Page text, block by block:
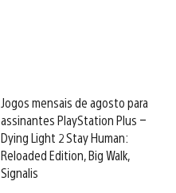
Jogos mensais de agosto para
assinantes PlayStation Plus –
Dying Light 2 Stay Human:
Reloaded Edition, Big Walk,
Signalis